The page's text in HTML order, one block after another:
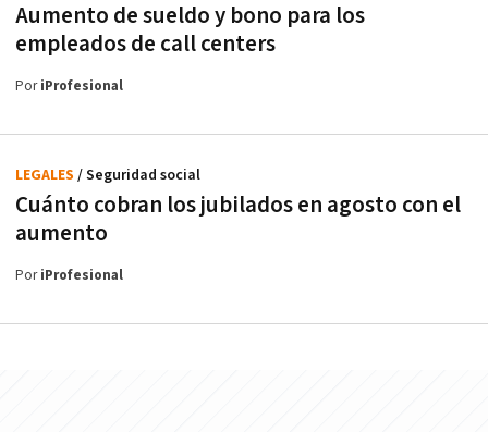
Aumento de sueldo y bono para los
empleados de call centers
PoriProfesional
Cuánto cobran los jubilados en agosto con el
aumento
LEGALES / Seguridad social
PoriProfesional